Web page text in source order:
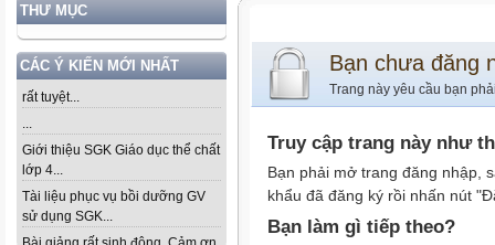
THƯ MỤC
CÁC Ý KIẾN MỚI NHẤT
rất tuyệt...
...
Giới thiệu SGK Giáo dục thể chất
lớp 4...
Tài liệu phục vụ bồi dưỡng GV
sử dụng SGK...
Bạn chưa đăng
Trang này yêu cầu bạn
Truy cập trang này như
Bạn phải mở trang đăng nhập,
khẩu đã đăng ký rồi nhấn nút
Bạn làm gì tiếp theo?